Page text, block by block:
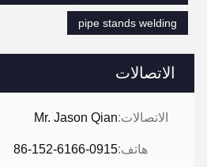
الاتصالات
الاتصالات:Mr. Jason Qian
هاتف:86-152-6166-0915
pipe stands welding